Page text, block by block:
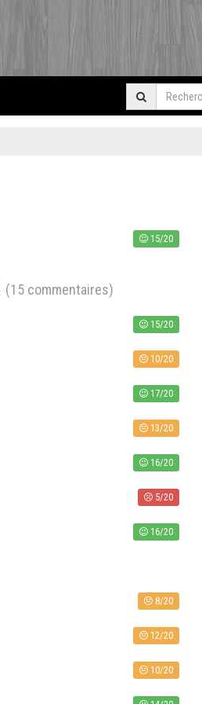
15/20
(15 commentaires)
15/20
10/20
17/20
13/20
16/20
5/20
16/20
8/20
12/20
10/20